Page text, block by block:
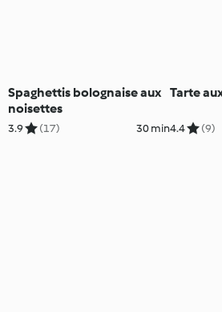
Spaghettis bolognaise aux
noisettes
3.9 (17) 30 min
Tarte
4.4 (9)